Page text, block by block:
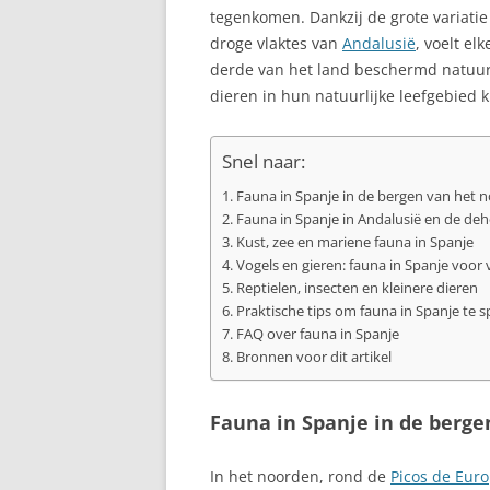
ALCUDIA,
ALEGRANZA
ALICANTE,
ALMERÍA
ALMUÑÉCAR,
tegenkomen. Dankzij de grote
droge vlaktes van Andalusië, voelt
derde van het land beschermd
dieren in hun natuurlijke leefgebied
Snel naar:
Fauna in Spanje in de bergen van het
Fauna in Spanje in Andalusië en de
Kust, zee en mariene fauna in Spanje
Vogels en gieren: fauna in Spanje voor
Reptielen, insecten en kleinere dieren
Praktische tips om fauna in Spanje te
FAQ over fauna in Spanje
Bronnen voor dit artikel
Fauna in Spanje in de
In het noorden, rond de Picos de